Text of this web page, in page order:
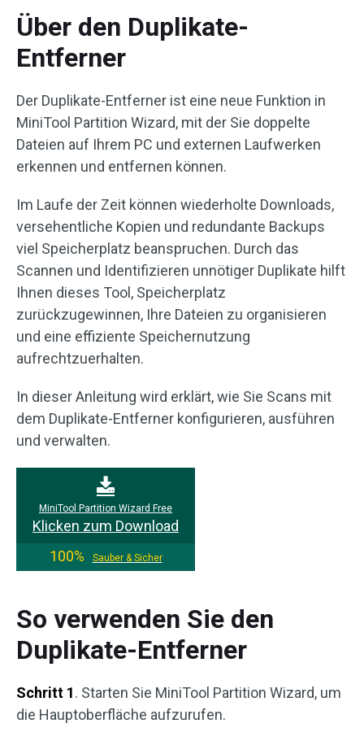
Über den Duplikate-
Entferner
Der Duplikate-Entferner ist eine neue Funktion in
MiniTool Partition Wizard, mit der Sie doppelte
Dateien auf Ihrem PC und externen Laufwerken
erkennen und entfernen können.
Im Laufe der Zeit können wiederholte Downloads,
versehentliche Kopien und redundante Backups
viel Speicherplatz beanspruchen. Durch das
Scannen und Identifizieren unnötiger Duplikate hilft
Ihnen dieses Tool, Speicherplatz
zurückzugewinnen, Ihre Dateien zu organisieren
und eine effiziente Speichernutzung
aufrechtzuerhalten.
In dieser Anleitung wird erklärt, wie Sie Scans mit
dem Duplikate-Entferner konfigurieren, ausführen
und verwalten.
MiniTool Partition Wizard Free
Klicken zum Download
100%
Sauber & Sicher
So verwenden Sie den
Duplikate-Entferner
Schritt 1. Starten Sie MiniTool Partition Wizard, um
die Hauptoberfläche aufzurufen.